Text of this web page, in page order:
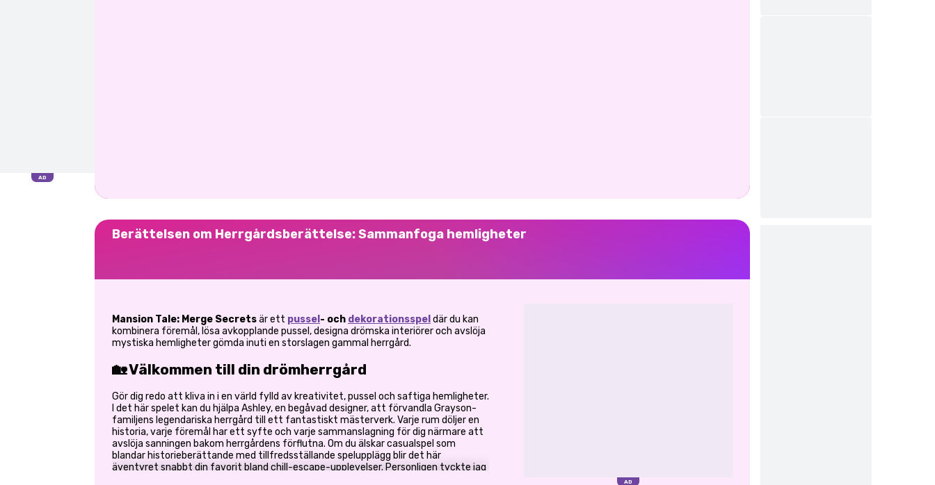
Berättelsen om Herrgårdsberättelse: Sammanfoga hemligheter
Mansion Tale: Merge Secretsär ett pussel - och dekorationsspel där du kan
kombinera föremål, lösa avkopplande pussel, designa drömska interiörer och avslöja
mystiska hemligheter gömda inuti en storslagen gammal herrgård.
🏡 Välkommen till din drömherrgård
Gör dig redo att kliva in i en värld fylld av kreativitet, pussel och saftiga hemligheter.
I det här spelet kan du hjälpa Ashley, en begåvad designer, att förvandla Grayson-
familjens legendariska herrgård till ett fantastiskt mästerverk. Varje rum döljer en
historia, varje föremål har ett syfte och varje sammanslagning för dig närmare att
avslöja sanningen bakom herrgårdens förflutna. Om du älskar casualspel som
blandar historieberättande med tillfredsställande spelupplägg blir det här
äventyret snabbt din favorit bland chill-escape-upplevelser. Personligen tyckte jag